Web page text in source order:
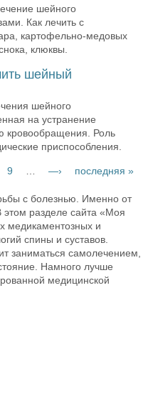
шейного
Как лечить с
картофельно-медовых
клюквы.
шейный
шейного
на устранение
кровообращения. Роль
приспособления.
9 —› последняя »
с болезнью. Именно от
этом разделе сайта «Моя
медикаментозных и
спины и суставов.
заниматься самолечением,
Намного лучше
медицинской